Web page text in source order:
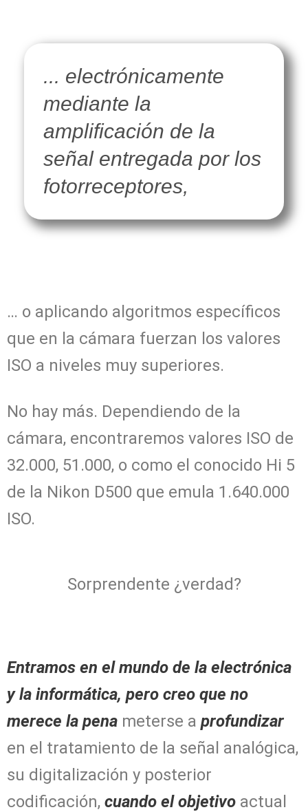
... electrónicamente
mediante la
amplificación de la
señal entregada por los
fotorreceptores,
… o aplicando algoritmos específicos
que en la cámara fuerzan los valores
ISO a niveles muy superiores.
No hay más. Dependiendo de la
cámara, encontraremos valores ISO de
32.000, 51.000, o como el conocido Hi 5
de la Nikon D500 que emula 1.640.000
ISO.
Sorprendente ¿verdad?
Entramos en el mundo de la electrónica
y la informática, pero creo que no
merece la pena meterse a profundizar
en el tratamiento de la señal analógica,
su digitalización y posterior
codificación, cuando el objetivo actual